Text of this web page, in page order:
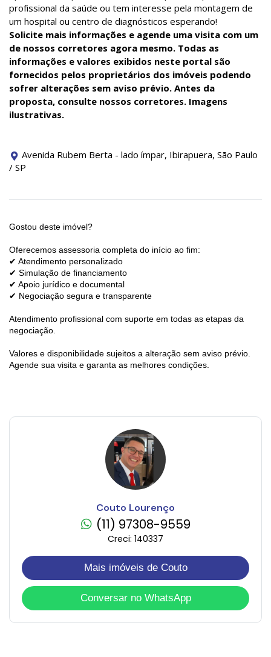
profissional da saúde ou tem interesse pela montagem de
um hospital ou centro de diagnósticos esperando!
Solicite mais informações e agende uma visita com um
de nossos corretores agora mesmo. Todas as
informações e valores exibidos neste portal são
fornecidos pelos proprietários dos imóveis podendo
sofrer alterações sem aviso prévio. Antes da
proposta, consulte nossos corretores. Imagens
ilustrativas.
Avenida Rubem Berta - lado ímpar, Ibirapuera, São Paulo
/ SP
Gostou deste imóvel?
Oferecemos assessoria completa do início ao fim:
✔ Atendimento personalizado
✔ Simulação de financiamento
✔ Apoio jurídico e documental
✔ Negociação segura e transparente
Atendimento profissional com suporte em todas as etapas da
negociação.
Valores e disponibilidade sujeitos a alteração sem aviso prévio.
Agende sua visita e garanta as melhores condições.
Couto Lourenço
(11) 97308-9559
Creci: 140337
Mais imóveis de Couto
Conversar no WhatsApp